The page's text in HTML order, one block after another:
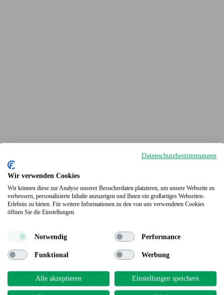
Terrassendielen
Datenschutzbestimmungen
Wir verwenden Cookies
Wir können diese zur Analyse unserer Besucherdaten platzieren, um unsere Webseite zu
verbessern, personalisierte Inhalte anzuzeigen und Ihnen ein großartiges Webseiten-
Erlebnis zu bieten. Für weitere Informationen zu den von uns verwendeten Cookies
öffnen Sie die Einstellungen.
Notwendig Performance
Funktional Werbung
Alle akzeptieren Einstellungen speichern